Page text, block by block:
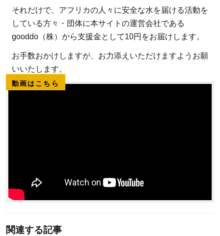
それだけで、アフリカの人々に安全な水を届ける活動を
している方々・団体に本サイトの運営会社である
gooddo（株）から支援金として10円をお届けします。
お手数おかけしますが、お力添えいただけますようお願
いいたします。
動画はこちら
関連する記事